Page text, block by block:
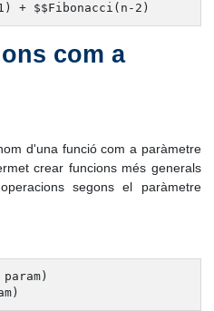
+ $$Fibonacci(n-2)
com a
d'una funció com a paràmetre
crear funcions més generals
segons el paràmetre